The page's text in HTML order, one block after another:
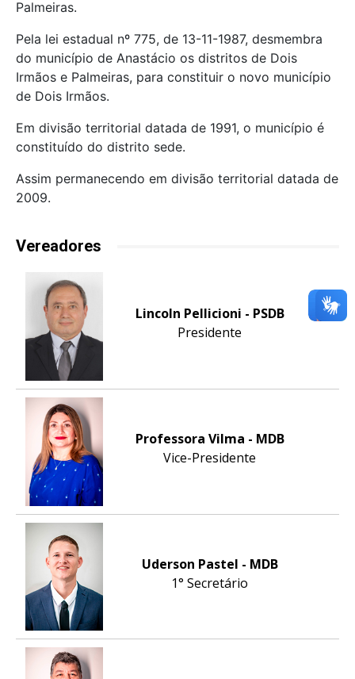
Palmeiras.
Pela lei estadual nº 775, de 13-11-1987, desmembra
do município de Anastácio os distritos de Dois
Irmãos e Palmeiras, para constituir o novo município
de Dois Irmãos.
Em divisão territorial datada de 1991, o município é
constituído do distrito sede.
Assim permanecendo em divisão territorial datada de
2009.
Vereadores
Lincoln Pellicioni - PSDB
Presidente
Professora Vilma - MDB
Vice-Presidente
Uderson Pastel - MDB
1° Secretário